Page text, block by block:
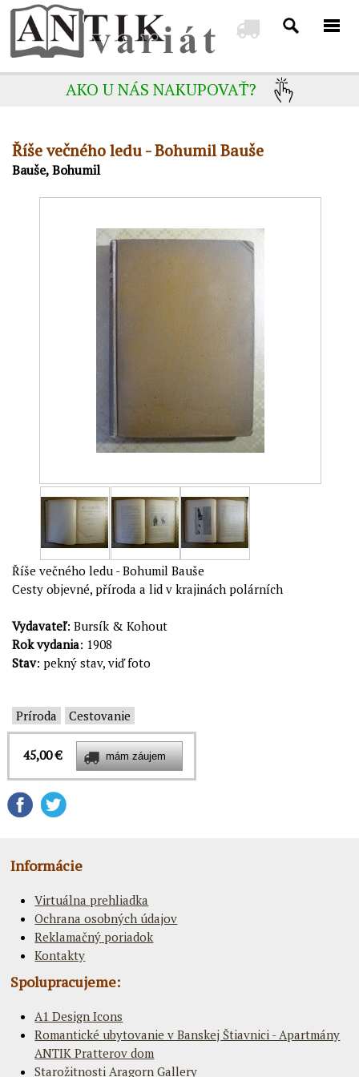
AKO U NÁS NAKUPOVAŤ?
Říše večného ledu - Bohumil Bauše
Bauše, Bohumil
Říše večného ledu - Bohumil Bauše
Cesty objevné, příroda a lid v krajinách polárních
Vydavateľ: Bursík & Kohout
Rok vydania: 1908
Stav: pekný stav, viď foto
Príroda Cestovanie
45,00 €
Informácie
Virtuálna prehliadka
Ochrana osobných údajov
Reklamačný poriadok
Kontakty
Spolupracujeme:
A1 Design Icons
Romantické ubytovanie v Banskej Štiavnici - Apartmány
ANTIK Pratterov dom
Starožitnosti Aragorn Gallery